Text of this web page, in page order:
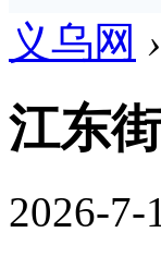
义乌网 ›
江东
2026-7-